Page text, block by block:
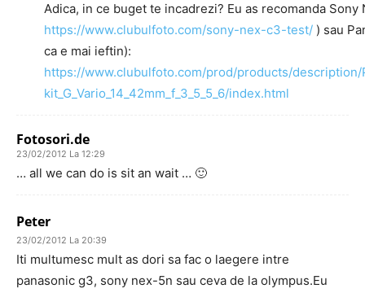
Adica, in ce buget te incadrezi? Eu as recomanda Sony
https://www.clubulfoto.com/sony-nex-c3-test/ ) sau
ca e mai ieftin):
https://www.clubulfoto.com/prod/products/description/
kit_G_Vario_14_42mm_f_3_5_5_6/index.html
Fotosori.de
23/02/2012 La 12:29
… all we can do is sit an wait … 🙂
Peter
23/02/2012 La 20:39
Iti multumesc mult as dori sa fac o laegere intre
panasonic g3, sony nex-5n sau ceva de la olympus.Eu